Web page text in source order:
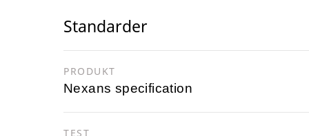
Standarder
PRODUKT
Nexans specification
TEST